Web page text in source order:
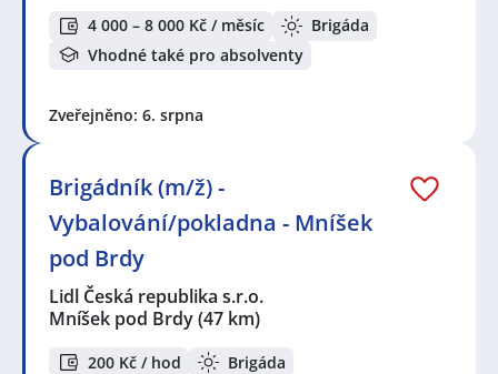
4 000 – 8 000 Kč / měsíc
Brigáda
Vhodné také pro absolventy
Zveřejněno: 6. srpna
Brigádník (m/ž) -
Vybalování/pokladna - Mníšek
pod Brdy
Lidl Česká republika s.r.o.
Mníšek pod Brdy(47 km)
200 Kč / hod
Brigáda